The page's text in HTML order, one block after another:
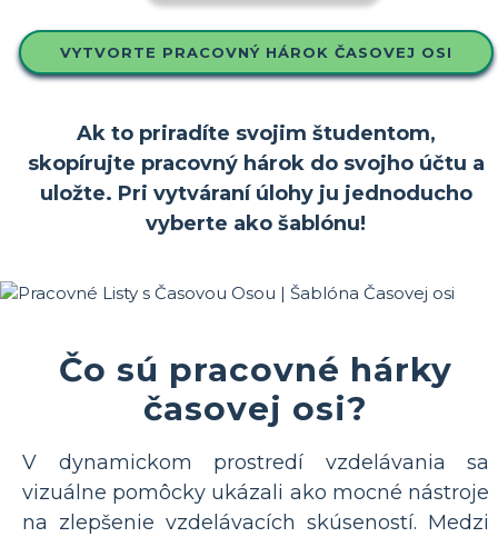
VYTVORTE PRACOVNÝ HÁROK ČASOVEJ OSI
Ak to priradíte svojim študentom,
skopírujte pracovný hárok do svojho účtu a
uložte. Pri vytváraní úlohy ju jednoducho
vyberte ako šablónu!
Čo sú pracovné hárky
časovej osi?
V dynamickom prostredí vzdelávania sa
vizuálne pomôcky ukázali ako mocné nástroje
na zlepšenie vzdelávacích skúseností. Medzi